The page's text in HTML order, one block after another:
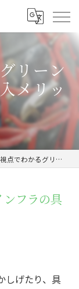
リーン
メリッ
ンインフラの具体例と導入メリット総まとめ
フラの具
しげたり、具